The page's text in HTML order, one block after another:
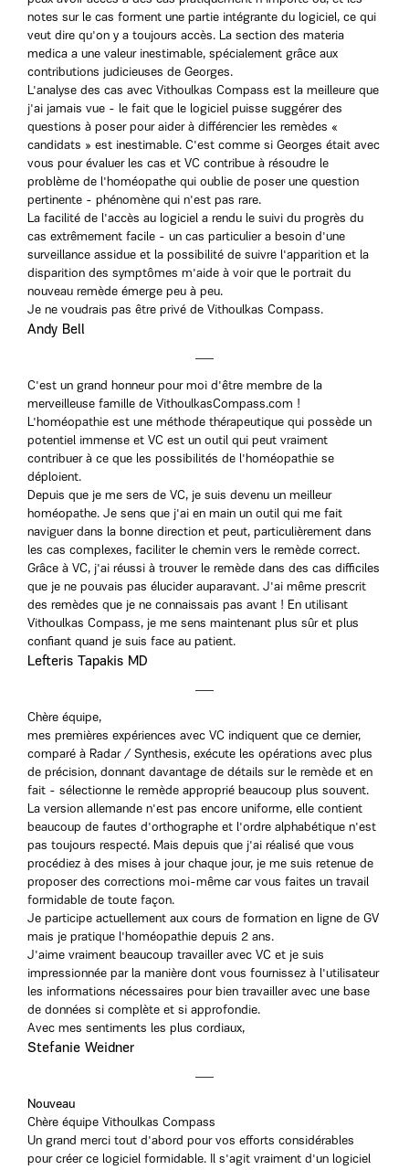
notes sur le cas forment une partie intégrante du logiciel, ce qui
veut dire qu'on y a toujours accès. La section des materia
medica a une valeur inestimable, spécialement grâce aux
contributions judicieuses de Georges.
L'analyse des cas avec Vithoulkas Compass est la meilleure que
j'ai jamais vue - le fait que le logiciel puisse suggérer des
questions à poser pour aider à différencier les remèdes «
candidats » est inestimable. C'est comme si Georges était avec
vous pour évaluer les cas et VC contribue à résoudre le
problème de l'homéopathe qui oublie de poser une question
pertinente - phénomène qui n'est pas rare.
La facilité de l'accès au logiciel a rendu le suivi du progrès du
cas extrêmement facile - un cas particulier a besoin d'une
surveillance assidue et la possibilité de suivre l'apparition et la
disparition des symptômes m'aide à voir que le portrait du
nouveau remède émerge peu à peu.
Je ne voudrais pas être privé de Vithoulkas Compass.
Andy Bell
C'est un grand honneur pour moi d'être membre de la
merveilleuse famille de VithoulkasCompass.com !
L'homéopathie est une méthode thérapeutique qui possède un
potentiel immense et VC est un outil qui peut vraiment
contribuer à ce que les possibilités de l'homéopathie se
déploient.
Depuis que je me sers de VC, je suis devenu un meilleur
homéopathe. Je sens que j'ai en main un outil qui me fait
naviguer dans la bonne direction et peut, particulièrement dans
les cas complexes, faciliter le chemin vers le remède correct.
Grâce à VC, j'ai réussi à trouver le remède dans des cas difficiles
que je ne pouvais pas élucider auparavant. J'ai même prescrit
des remèdes que je ne connaissais pas avant ! En utilisant
Vithoulkas Compass, je me sens maintenant plus sûr et plus
confiant quand je suis face au patient.
Lefteris Tapakis MD
Chère équipe,
mes premières expériences avec VC indiquent que ce dernier,
comparé à Radar / Synthesis, exécute les opérations avec plus
de précision, donnant davantage de détails sur le remède et en
fait - sélectionne le remède approprié beaucoup plus souvent.
La version allemande n'est pas encore uniforme, elle contient
beaucoup de fautes d'orthographe et l'ordre alphabétique n'est
pas toujours respecté. Mais depuis que j'ai réalisé que vous
procédiez à des mises à jour chaque jour, je me suis retenue de
proposer des corrections moi-même car vous faites un travail
formidable de toute façon.
Je participe actuellement aux cours de formation en ligne de GV
mais je pratique l'homéopathie depuis 2 ans.
J'aime vraiment beaucoup travailler avec VC et je suis
impressionnée par la manière dont vous fournissez à l'utilisateur
les informations nécessaires pour bien travailler avec une base
de données si complète et si approfondie.
Avec mes sentiments les plus cordiaux,
Stefanie Weidner
Nouveau
Chère équipe Vithoulkas Compass
Un grand merci tout d'abord pour vos efforts considérables
pour créer ce logiciel formidable. Il s'agit vraiment d'un logiciel